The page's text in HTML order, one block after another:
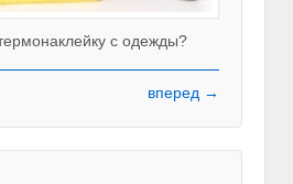
с одежды?
вперед →